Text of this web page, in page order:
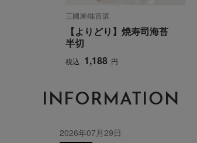
三國屋/味百選
【よりどり】焼寿司海苔
半切
税込 1,188 円
INFORMATION
2026年07月29日